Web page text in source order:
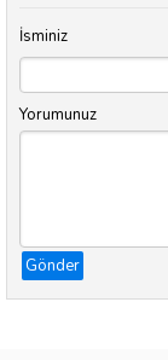
İsminiz
Yorumunuz
Gönder